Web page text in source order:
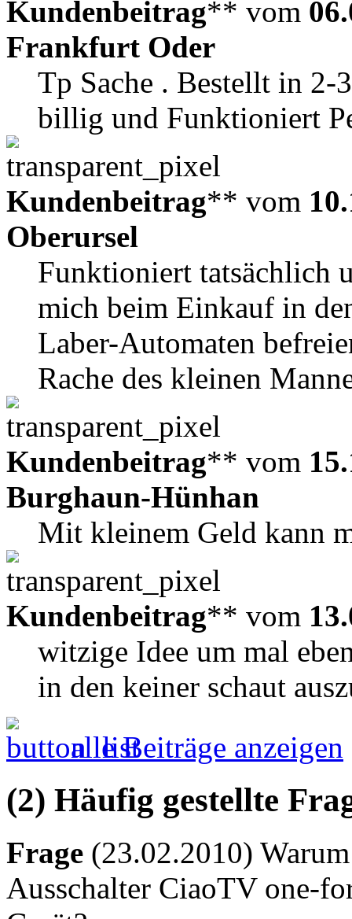
Kundenbeitrag** vom
Frankfurt Oder
Tp Sache . Bestellt in 2-
billig und Funktioniert
Kundenbeitrag** vom
Oberursel
Funktioniert tatsächlich
mich beim Einkauf in
Laber-Automaten
Rache des kleinen
Kundenbeitrag** vom
Burghaun-Hünhan
Mit kleinem Geld kann
Kundenbeitrag** vom
witzige Idee um mal
in den keiner schaut
alle Beiträge anzeigen
(2) Häufig gestellte
Frage (23.02.2010)
Ausschalter CiaoTV one-